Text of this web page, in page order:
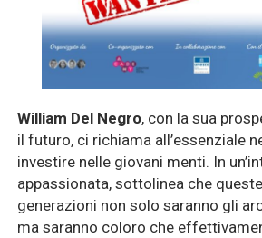
William Del Negro, con la sua
il futuro, ci richiama all’essenziale
investire nelle giovani menti. In
appassionata, sottolinea che
generazioni non solo saranno gli
ma saranno coloro che